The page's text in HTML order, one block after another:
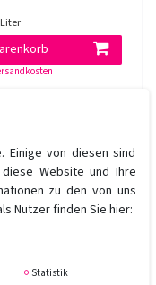
€ *
Einige von diesen sind
Website und Ihre
zu den von uns
Nutzer finden Sie hier:
Statistik